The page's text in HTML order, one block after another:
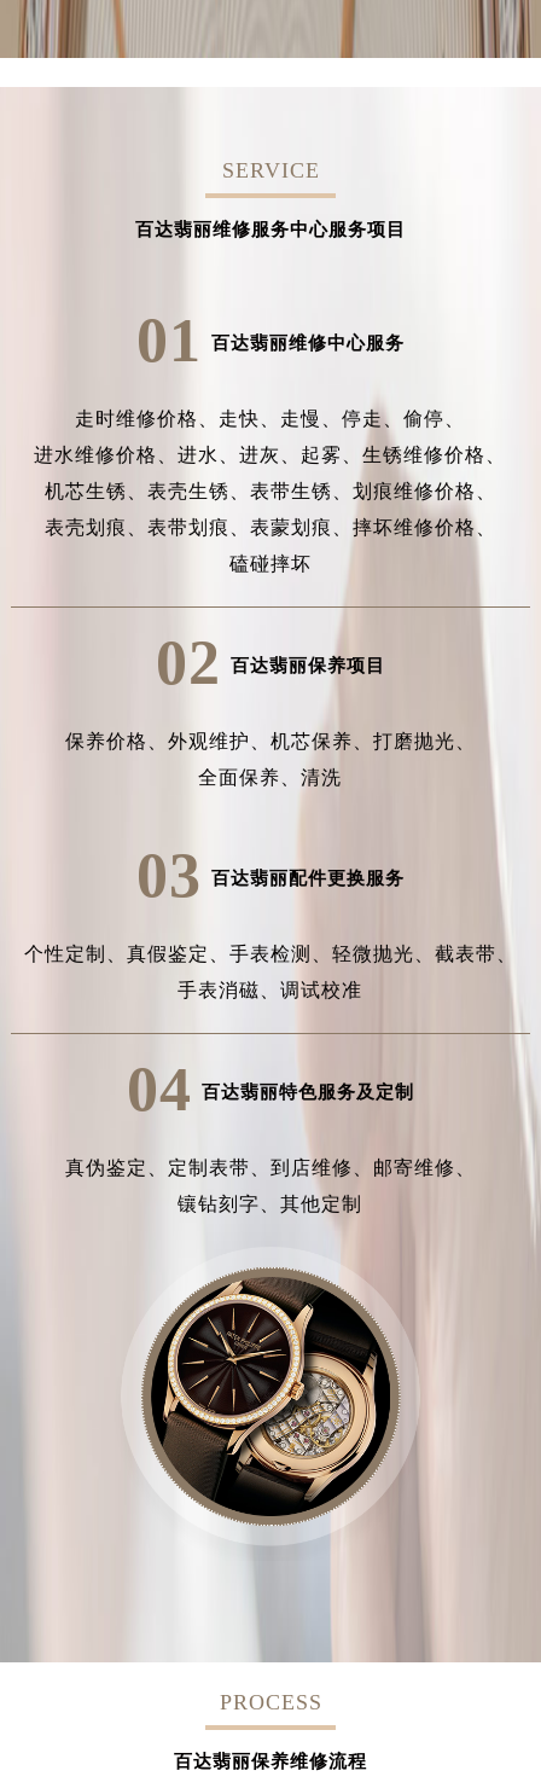
SERVICE
百达翡丽维修服务中心服务项目
01 百达翡丽维修中心服务
走时维修价格、 走快、 走慢、停走、偷停、
进水维修价格、进水、进灰、 起雾、生锈维修价格、
机芯生锈、 表壳生锈、 表带生锈、 划痕维修价格、
表壳划痕、 表带划痕、 表蒙划痕、 摔坏维修价格、
磕碰摔坏
02 百达翡丽保养项目
保养价格、 外观维护、 机芯保养、 打磨抛光、
全面保养、清洗
03 百达翡丽配件更换服务
个性定制、 真假鉴定、 手表检测、 轻微抛光、 截表带、
手表消磁、调试校准
04 百达翡丽特色服务及定制
真伪鉴定、 定制表带、 到店维修、 邮寄维修、
镶钻刻字、其他定制
PROCESS
百达翡丽保养维修流程